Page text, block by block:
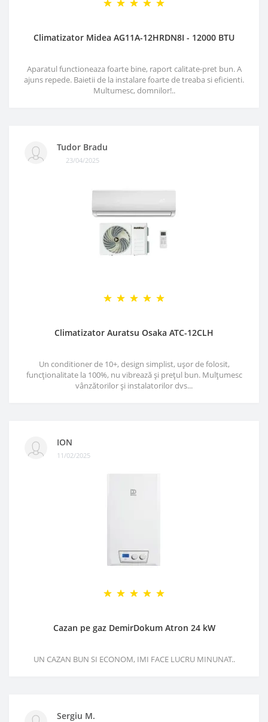
Climatizator Midea AG11A-12HRDN8I - 12000 BTU
Aparatul functioneaza foarte bine, raport calitate-pret bun. A
ajuns repede. Baietii de la instalare foarte de treaba si eficienti.
Multumesc, domnilor!..
Tudor Bradu
23/04/2025
Climatizator Auratsu Osaka ATC-12CLH
Un conditioner de 10+, design simplist, ușor de folosit,
funcționalitate la 100%, nu vibrează și prețul bun. Mulțumesc
vânzătorilor și instalatorilor dvs...
ION
11/02/2025
Cazan pe gaz DemirDokum Atron 24 kW
UN CAZAN BUN SI ECONOM, IMI FACE LUCRU MINUNAT..
Sergiu M.